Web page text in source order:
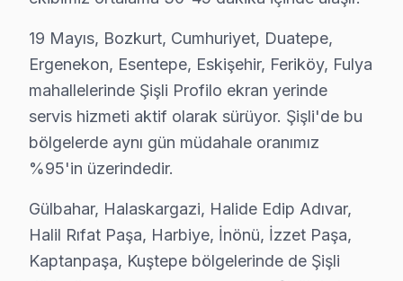
5. Orijinal veya OEM eşdeğer bu TV parça ile onarım
6. Tüm fonksiyonlar kapsamlı test edilir; garanti
Profilo panel Bakım Tavsiyeleri
bu marka akıllı TV'ler için en yaygın kullanıcı
Profilo görüntüleme sistemi'niz arızalandığında
Profilo güvenilirliği standartlarında Profilo servisimiz:
Şişli Profilo TV Arızaları – Televizyonunuz
Profilo televizyonunuz beklenmedik bir anda arıza mı
Profilo ekran'lerde gözlemlenen başlıca teknik
19 Mayıs, Bozkurt, Cumhuriyet, Duatepe,
Ergenekon, Esentepe, Eskişehir, Feriköy, Fulya
mahallelerinde Şişli Profilo ekran yerinde
servis hizmeti aktif olarak sürüyor. Şişli'de bu
bölgelerde aynı gün müdahale oranımız
%95'in üzerindedir.
Gülbahar, Halaskargazi, Halide Edip Adıvar,
Halil Rıfat Paşa, Harbiye, İnönü, İzzet Paşa,
Kaptanpaşa, Kuştepe bölgelerinde de Şişli